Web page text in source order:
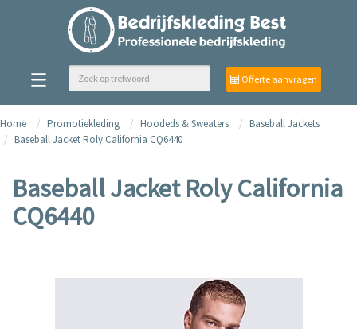
Offerte aanvragen
Home Promotiekleding Hoodeds & Sweaters
Baseball Jackets
Baseball Jacket Roly California CQ6440
Baseball Jacket Roly California
CQ6440